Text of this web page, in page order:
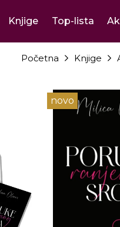
Knjige Top-lista
Početna Knjige
novo